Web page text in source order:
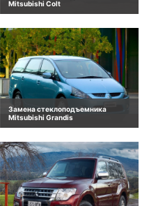
Mitsubishi Colt
Замена стеклоподъемника
Mitsubishi Grandis